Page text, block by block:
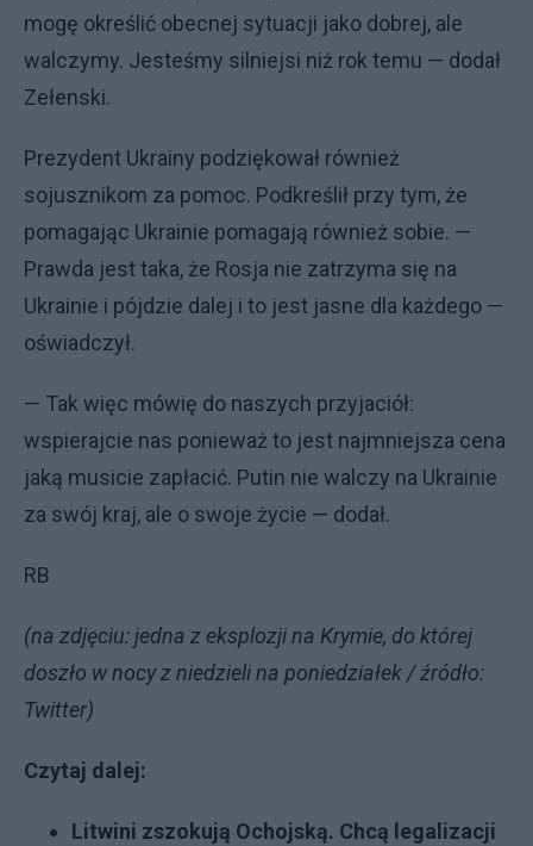
mogę określić obecnej sytuacji jako dobrej, ale
walczymy. Jesteśmy silniejsi niż rok temu — dodał
Zełenski.
Prezydent Ukrainy podziękował również
sojusznikom za pomoc. Podkreślił przy tym, że
pomagając Ukrainie pomagają również sobie. —
Prawda jest taka, że Rosja nie zatrzyma się na
Ukrainie i pójdzie dalej i to jest jasne dla każdego —
oświadczył.
— Tak więc mówię do naszych przyjaciół:
wspierajcie nas ponieważ to jest najmniejsza cena
jaką musicie zapłacić. Putin nie walczy na Ukrainie
za swój kraj, ale o swoje życie — dodał.
RB
(na zdjęciu: jedna z eksplozji na Krymie, do której
doszło w nocy z niedzieli na poniedziałek / źródło:
Twitter)
Czytaj dalej:
Litwini zszokują Ochojską. Chcą legalizacji